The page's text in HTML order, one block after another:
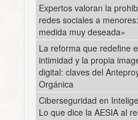
Expertos valoran la
redes sociales a
medida muy deseada»
La reforma que redefine
intimidad y la propia
digital: claves del
Orgánica
Ciberseguridad en
Lo que dice la AESIA al